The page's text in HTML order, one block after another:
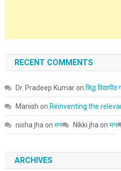
RECENT COMMENTS
Dr. Pradeep Kumaron सिद्ध
Manish on Reinventing the
nisha jha on मन Nikki jha on मन
ARCHIVES